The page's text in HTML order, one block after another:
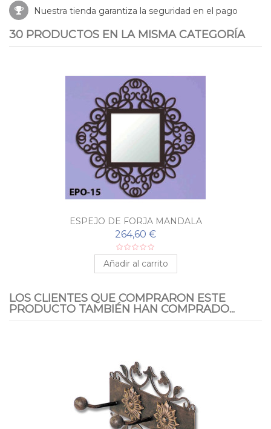
Nuestra tienda garantiza la seguridad en el pago
30 PRODUCTOS EN LA MISMA CATEGORÍA
ESPEJO DE FORJA MANDALA
264,60 €
Añadir al carrito
LOS CLIENTES QUE COMPRARON ESTE
PRODUCTO TAMBIÉN HAN COMPRADO...